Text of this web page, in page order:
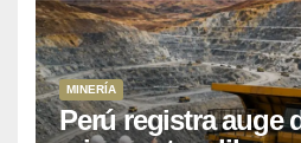
MINERÍA
Perú registra auge